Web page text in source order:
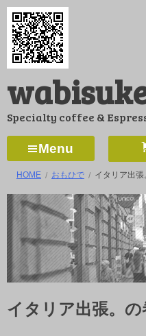
コ
ン
ツ
ス
ッ
Specialty coffee &
Menu
HOME おもひで イタリア出張
イタリア出張。の